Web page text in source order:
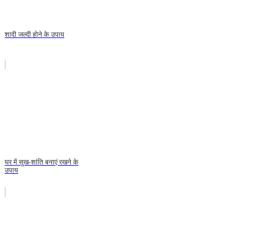
शादी जल्दी होने के उपाय
घर में सुख-शांति बनाएं रखने के
उपाय